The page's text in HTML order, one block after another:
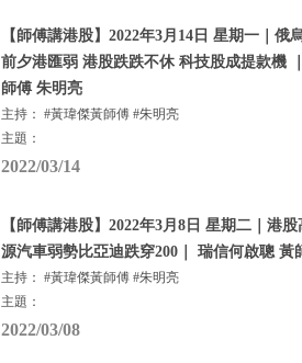
【師傅講港股】2022年3月14日 星期一｜俄
前夕港匯弱 港股跌跌不休 科技股成提款機
師傅 朱明亮
主持： #黃瑋傑黃師傅 #朱明亮
主題：
2022/03/14
【師傅講港股】2022年3月8日 星期二｜港
源汽車弱勢比亞迪跌穿200｜ 瑞信何啟聰 黃
主持： #黃瑋傑黃師傅 #朱明亮
主題：
2022/03/08